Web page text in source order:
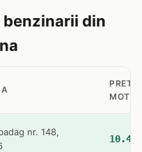
benzinarii din
PRET
nr. 148,